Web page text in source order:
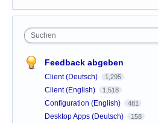
Suchen
Feedback abgeben
Client (Deutsch) 1,295
Client (English) 1,518
Configuration (English) 481
Desktop Apps (Deutsch) 158